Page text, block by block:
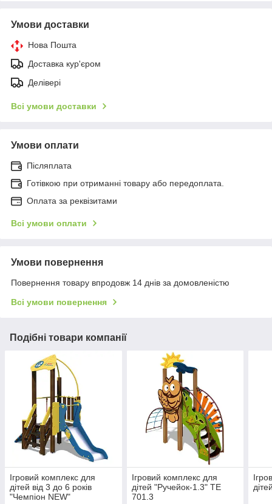
Умови доставки
Нова Пошта
Доставка кур'єром
Делівері
Всі умови доставки
Умови оплати
Післяплата
Готівкою при отриманні товару або передоплата.
Оплата за реквізитами
Всі умови оплати
Умови повернення
Повернення товару впродовж 14 днів за домовленістю
Всі умови повернення
Подібні товари компанії
Ігровий комплекс для
дітей від 3 до 6 років
"Чемпіон NEW"
Ігровий комплекс для
дітей "Ручейок-1.3" ТЕ
701.3